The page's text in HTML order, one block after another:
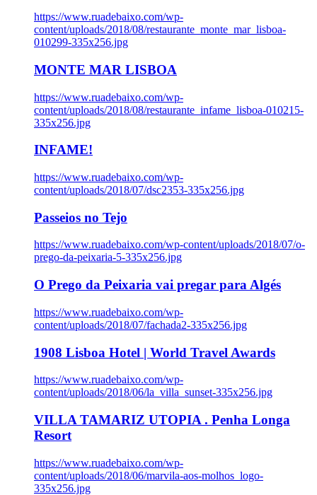
https://www.ruadebaixo.com/wp-
content/uploads/2018/08/restaurante_monte_mar_lisboa-
010299-335x256.jpg
MONTE MAR LISBOA
https://www.ruadebaixo.com/wp-
content/uploads/2018/08/restaurante_infame_lisboa-010215-
335x256.jpg
INFAME!
https://www.ruadebaixo.com/wp-
content/uploads/2018/07/dsc2353-335x256.jpg
Passeios no Tejo
https://www.ruadebaixo.com/wp-content/uploads/2018/07/o-
prego-da-peixaria-5-335x256.jpg
O Prego da Peixaria vai pregar para Algés
https://www.ruadebaixo.com/wp-
content/uploads/2018/07/fachada2-335x256.jpg
1908 Lisboa Hotel | World Travel Awards
https://www.ruadebaixo.com/wp-
content/uploads/2018/06/la_villa_sunset-335x256.jpg
VILLA TAMARIZ UTOPIA . Penha Longa
Resort
https://www.ruadebaixo.com/wp-
content/uploads/2018/06/marvila-aos-molhos_logo-
335x256.jpg